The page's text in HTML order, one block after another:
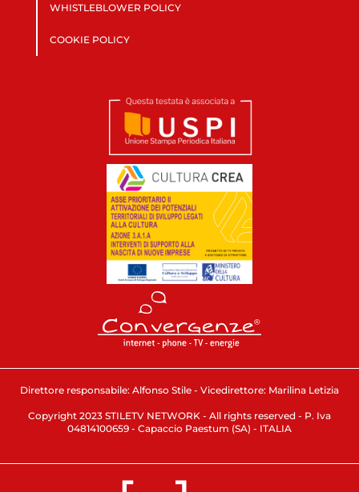
WHISTLEBLOWER POLICY
COOKIE POLICY
Direttore responsabile: Alfonso Stile - Vicedirettore: Marilina Letizia
Copyright 2023 STILETV NETWORK - All rights reserved - P. Iva
04814100659 - Capaccio Paestum (SA) - ITALIA